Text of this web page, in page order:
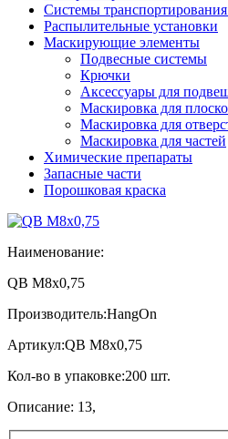
Системы
Распылительные установки
Маскирующие элементы
Подвесные системы
Крючки
Аксессуары для
Маскировка для
Маскировка для
Маскировка для частей
Химические препараты
Запасные части
Порошковая краска
Наименование:
QB M8х0,75
Производитель:HangOn
Артикул:QB M8х0,75
Кол-во в упаковке:200 шт.
Описание: 13,